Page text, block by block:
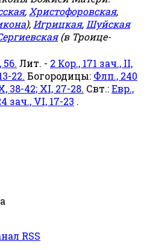
, Христофоровская,
), Игрицкая, Шуйская
(в Троице-
56. Лит. - 2 Кор., 171 зач., II,
22. Богородицы: Флп., 240
38-42; XI, 27-28. Свт.:Евр.,
зач., VI, 17-23 .
RSS